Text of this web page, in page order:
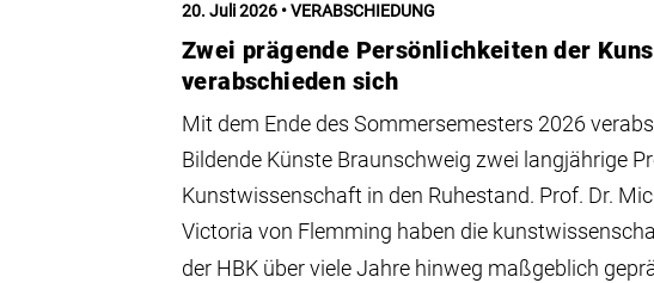
20. Juli 2026 VERABSCHIEDUNG
Zwei prägende Persönlichkeiten der
verabschieden sich
Mit dem Ende des Sommersemesters 2026
Bildende Künste Braunschweig zwei langjährige
Kunstwissenschaft in den Ruhestand. Prof. Dr.
Victoria von Flemming haben die
der HBK über viele Jahre hinweg maßgeblich